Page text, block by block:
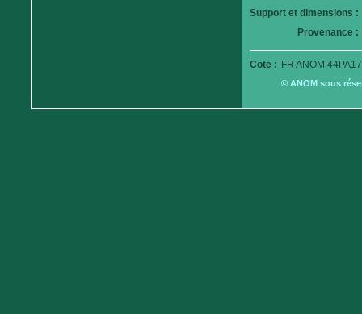
Support et dimensions :
Provenance :
Cote : FR ANOM
© ANOM sous